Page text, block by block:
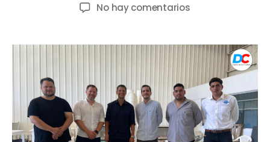
No hay comentarios